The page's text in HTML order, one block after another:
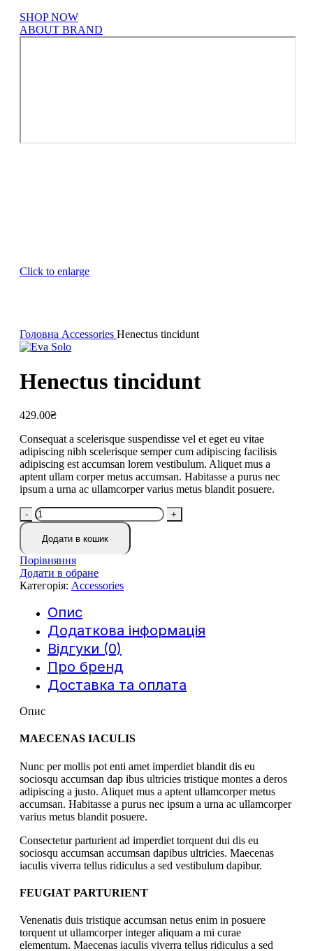
SHOP NOW
ABOUT BRAND
Click to enlarge
Головна Accessories Henectus tincidunt
Henectus tincidunt
429.00₴
Consequat a scelerisque suspendisse vel et eget eu vitae
adipiscing nibh scelerisque semper cum adipiscing facilisis
adipiscing est accumsan lorem vestibulum. Aliquet mus a
aptent ullam corper metus accumsan. Habitasse a purus nec
ipsum a urna ac ullamcorper varius metus blandit posuere.
Henectus
tincidunt
кількість
Додати в кошик
Порівняння
Додати в обране
Категорія: Accessories
Опис
Додаткова інформація
Відгуки (0)
Про бренд
Доставка та оплата
Опис
MAECENAS IACULIS
Nunc per mollis pot enti amet imperdiet blandit dis eu
sociosqu accumsan dap ibus ultricies tristique montes a deros
adipiscing a justo. Aliquet mus a aptent ullamcorper metus
accumsan. Habitasse a purus nec ipsum a urna ac ullamcorper
varius metus blandit posuere.
Consectetur parturient ad imperdiet torquent dui dis eu
sociosqu accumsan accumsan dapibus ultricies. Maecenas
iaculis viverra tellus ridiculus a sed vestibulum dapibur.
FEUGIAT PARTURIENT
Venenatis duis tristique accumsan netus enim in posuere
torquent ut ullamcorper integer aliquam a mi curae
elementum. Maecenas iaculis viverra tellus ridiculus a sed